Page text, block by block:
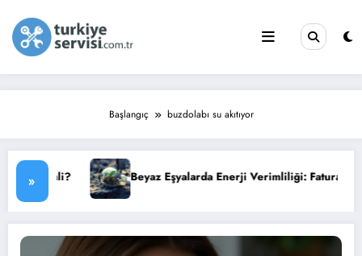
Başlangıç buzdolabı su akıtıyor
» Beyaz Eşyalarda Enerji Verimliliği: Faturanızı Düşürün